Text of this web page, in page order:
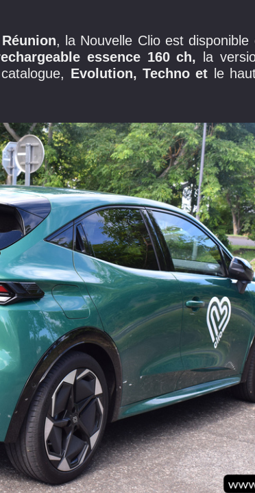
, la Nouvelle Clio est disponible
essence 160 ch, la
Evolution, Techno et le